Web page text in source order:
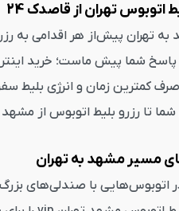
اتوبوس تهران از قاصدک 24
تهران پیش‌از هر اقدامی به
پاسخ شما پیش ماست؛ خرید
صرف کمترین زمان و انرژی بلیط
تا رزرو بلیط اتوبوس از مشهد
مسیر مشهد به تهران
با صندلی‌های بزرگ و